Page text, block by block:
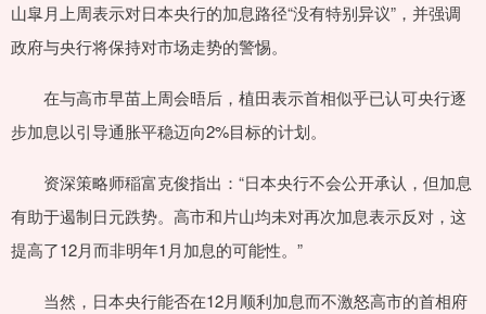
山皐月上周表示对日本央行的加息路径“没有特别异议”，并强调
政府与央行将保持对市场走势的警惕。
在与高市早苗上周会晤后，植田表示首相似乎已认可央行逐
步加息以引导通胀平稳迈向2%目标的计划。
资深策略师稲富克俊指出：“日本央行不会公开承认，但加息
有助于遏制日元跌势。高市和片山均未对再次加息表示反对，这
提高了12月而非明年1月加息的可能性。”
当然，日本央行能否在12月顺利加息而不激怒高市的首相府